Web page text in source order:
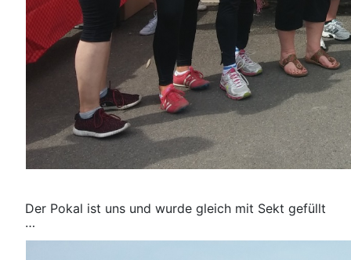
Der Pokal ist uns und wurde gleich mit Sekt gefüllt
…